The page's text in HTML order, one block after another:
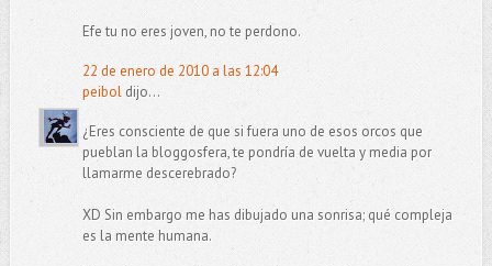
Efe tu no eres joven, no te perdono.
22 de enero de 2010 a las 12:04
peiboldijo...
¿Eres consciente de que si fuera uno de esos orcos que
pueblan la bloggosfera, te pondría de vuelta y media por
llamarme descerebrado?
XD Sin embargo me has dibujado una sonrisa; qué compleja
es la mente humana.